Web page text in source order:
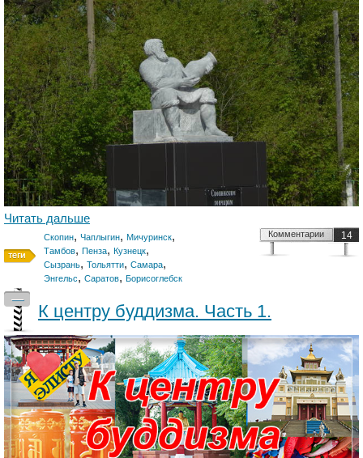
Читать дальше
Скопин, Чаплыгин, Мичуринск,
Тамбов, Пенза, Кузнецк,
Сызрань, Тольятти, Самара,
Энгельс, Саратов, Борисоглебск
14
Комментарии
—
К центру буддизма. Часть 1.